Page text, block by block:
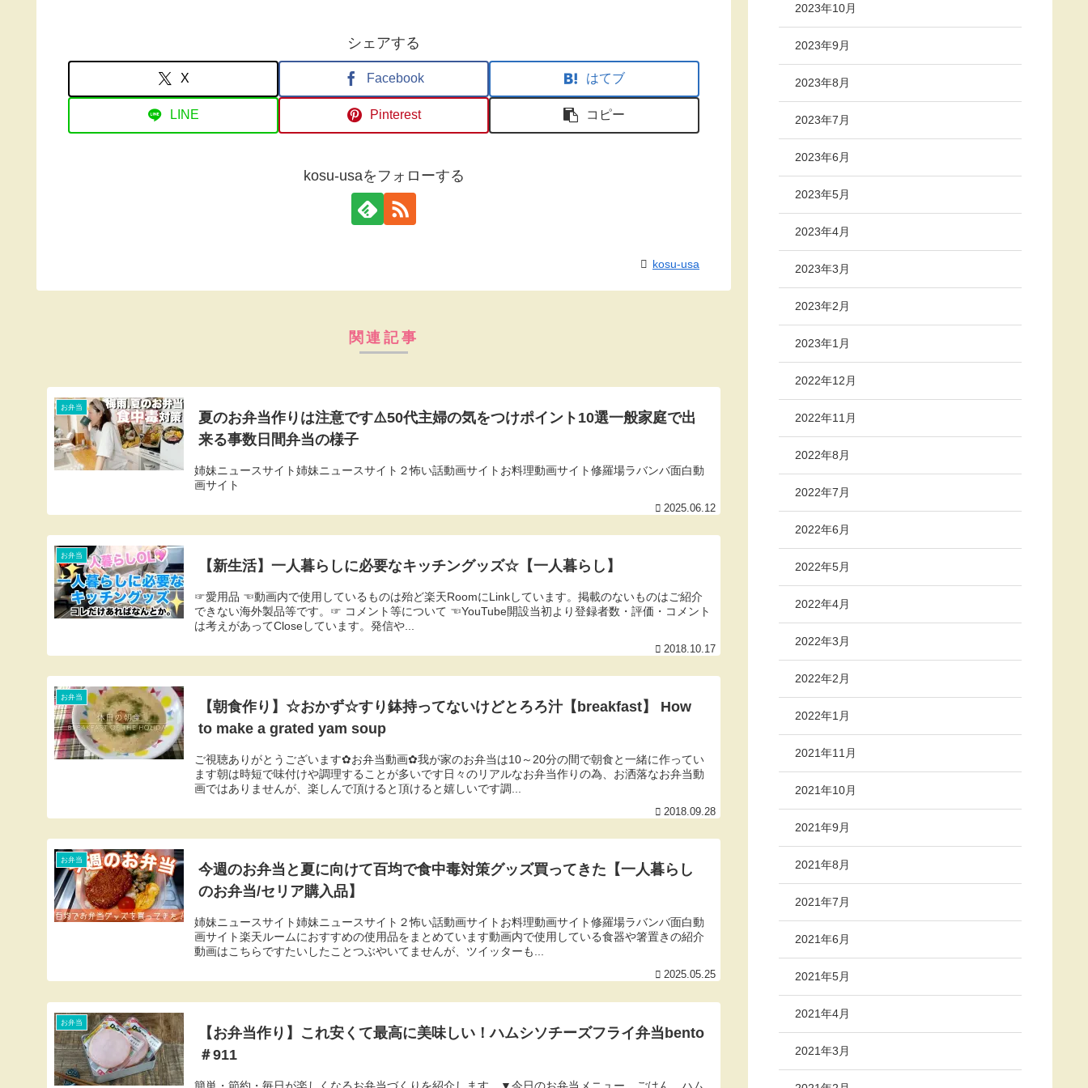
シェアする
X Facebook はてブ
LINE Pinterest コピー
kosu-usaをフォローする
kosu-usa
関連記事
お弁当
夏のお弁当作りは注意です⚠️50代主婦の気をつけポイント10選一般家庭で出
来る事数日間弁当の様子
姉妹ニュースサイト姉妹ニュースサイト２怖い話動画サイトお料理動画サイト修羅場ラバンバ面白動
画サイト
2025.06.12
お弁当
【新生活】一人暮らしに必要なキッチングッズ☆【一人暮らし】
☞愛用品 ☜動画内で使用しているものは殆ど楽天RoomにLinkしています。掲載のないものはご紹介
できない海外製品等です。☞ コメント等について ☜YouTube開設当初より登録者数・評価・コメント
は考えがあってCloseしています。発信や...
2018.10.17
お弁当
【朝食作り】☆おかず☆すり鉢持ってないけどとろろ汁【breakfast】 How
to make a grated yam soup
ご視聴ありがとうございます✿お弁当動画✿我が家のお弁当は10～20分の間で朝食と一緒に作ってい
ます朝は時短で味付けや調理することが多いです日々のリアルなお弁当作りの為、お洒落なお弁当動
画ではありませんが、楽しんで頂けると頂けると嬉しいです調...
2018.09.28
お弁当
今週のお弁当と夏に向けて百均で食中毒対策グッズ買ってきた【一人暮らし
のお弁当/セリア購入品】
姉妹ニュースサイト姉妹ニュースサイト２怖い話動画サイトお料理動画サイト修羅場ラバンバ面白動
画サイト楽天ルームにおすすめの使用品をまとめています動画内で使用している食器や箸置きの紹介
動画はこちらですたいしたことつぶやいてませんが、ツイッターも...
2025.05.25
お弁当
【お弁当作り】これ安くて最高に美味しい！ハムシソチーズフライ弁当bento
＃911
簡単・節約・毎日が楽しくなるお弁当づくりを紹介します。▼今日のお弁当メニュー ごはん ハム
2023年10月
2023年9月
2023年8月
2023年7月
2023年6月
2023年5月
2023年4月
2023年3月
2023年2月
2023年1月
2022年12月
2022年11月
2022年8月
2022年7月
2022年6月
2022年5月
2022年4月
2022年3月
2022年2月
2022年1月
2021年11月
2021年10月
2021年9月
2021年8月
2021年7月
2021年6月
2021年5月
2021年4月
2021年3月